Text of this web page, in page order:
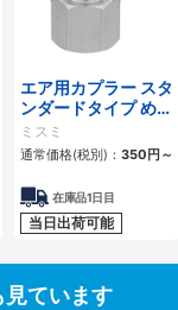
エア用カプラー スタ
ンダードタイプ めね
じプラグ
ミスミ
通常価格(税別)： 350 円 ～
在庫品1日目
当日出荷可能
見ています